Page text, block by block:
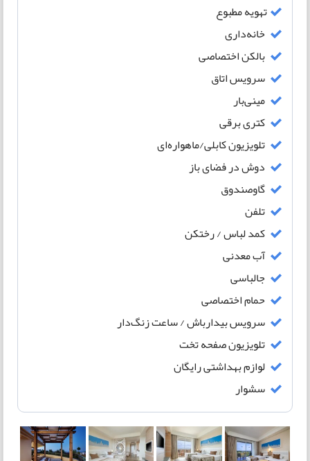
تهویه مطبوع
خانه‌داری
بالکن اختصاصی
سرویس اتاق
مینی‌بار
کتری برقی
تلویزیون کابلی/ماهواره‌ای
دوش در فضای باز
گاوصندوق
تلفن
کمد لباس / رختکن
آب معدنی
جالباسی
حمام اختصاصی
سرویس بیدارباش / ساعت زنگ‌دار
تلویزیون صفحه تخت
لوازم بهداشتی رایگان
سشوار